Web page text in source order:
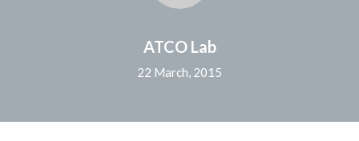
ATCO Lab
22 March, 2015